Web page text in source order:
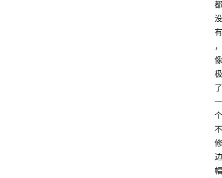
都
没
有
，
像
极
了
一
个
不
修
边
幅